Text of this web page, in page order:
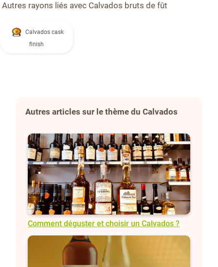
Autres rayons liés avec Calvados bruts de fût
Calvados cask
finish
Autres articles sur le thème du Calvados
Comment déguster et choisir un Calvados ?